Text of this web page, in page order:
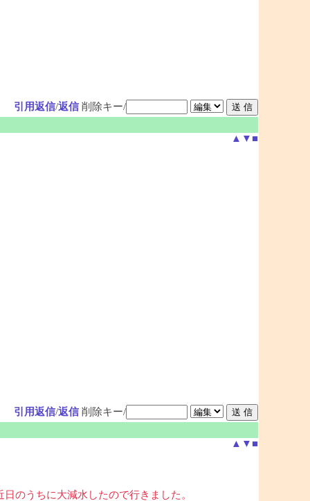
引用返信/返信 削除キー/
▲ ▼ ■
引用返信/返信 削除キー/
▲ ▼ ■
のうちに大減水したので行きました。